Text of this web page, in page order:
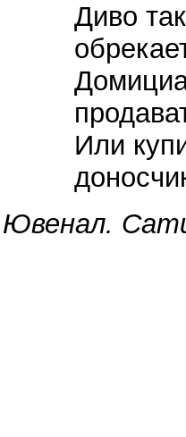
Диво
Или
Ювенал.